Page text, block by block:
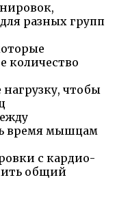
разных групп
количество
чтобы
время мышцам
с кардио-
общий